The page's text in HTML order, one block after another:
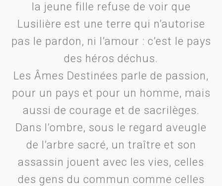
la jeune fille refuse de voir que
Lusilière est une terre qui n’autorise
pas le pardon, ni l’amour : c’est le pays
des héros déchus.
Les Âmes Destinées parle de passion,
pour un pays et pour un homme, mais
aussi de courage et de sacrilèges.
Dans l’ombre, sous le regard aveugle
de l’arbre sacré, un traître et son
assassin jouent avec les vies, celles
des gens du commun comme celles